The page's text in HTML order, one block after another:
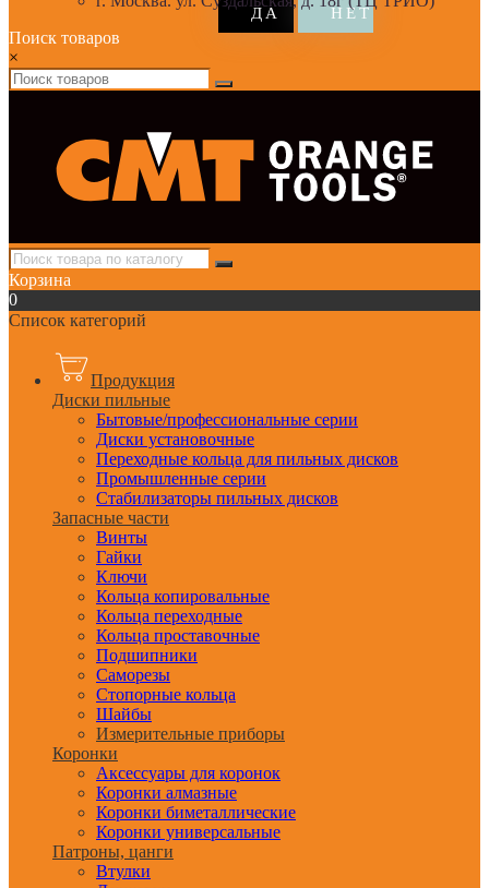
Поиск товаров
×
Корзина
0
Список категорий
Продукция
Диски пильные
Бытовые/профессиональные серии
Диски установочные
Переходные кольца для пильных дисков
Промышленные серии
Стабилизаторы пильных дисков
Запасные части
Винты
Гайки
Ключи
Кольца копировальные
Кольца переходные
Кольца проставочные
Подшипники
Саморезы
Стопорные кольца
Шайбы
Измерительные приборы
Коронки
Аксессуары для коронок
Коронки алмазные
Коронки биметаллические
Коронки универсальные
Патроны, цанги
Втулки